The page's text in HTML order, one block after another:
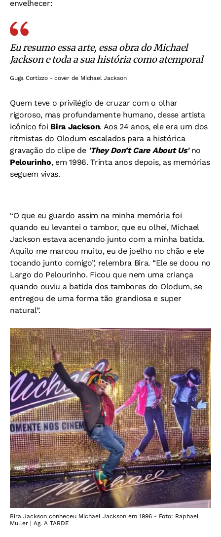
envelhecer:
Eu resumo essa arte, essa obra do Michael
Jackson e toda a sua história como atemporal
Guga Cortizzo - cover de Michael Jackson
Quem teve o privilégio de cruzar com o olhar
rigoroso, mas profundamente humano, desse artista
icônico foi Bira Jackson. Aos 24 anos, ele era um dos
ritmistas do Olodum escalados para a histórica
gravação do clipe de 'They Don’t Care About Us'no
Pelourinho, em 1996. Trinta anos depois, as memórias
seguem vivas.
“O que eu guardo assim na minha memória foi
quando eu levantei o tambor, que eu olhei, Michael
Jackson estava acenando junto com a minha batida.
Aquilo me marcou muito, eu de joelho no chão e ele
tocando junto comigo”, relembra Bira. “Ele se doou no
Largo do Pelourinho. Ficou que nem uma criança
quando ouviu a batida dos tambores do Olodum, se
entregou de uma forma tão grandiosa e super
natural”.
Bira Jackson conheceu Michael Jackson em 1996 - Foto: Raphael
Muller | Ag. A TARDE